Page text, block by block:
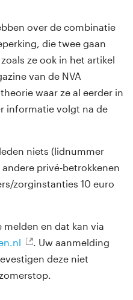
over de combinatie
die twee gaan
ze ook in het artikel
van de NVA
waar ze al eerder in
informatie volgt na de
niets (lidnummer
privé-betrokkenen
zorginstanties 10 euro
melden en dat kan via
. Uw aanmelding
deze niet